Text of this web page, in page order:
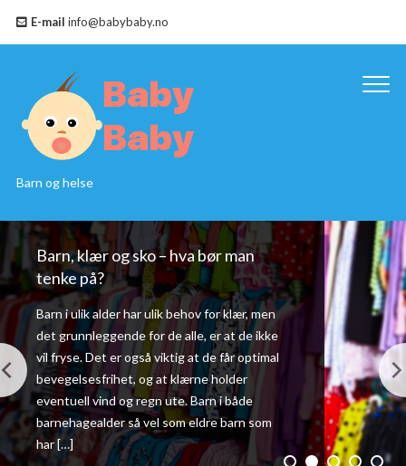
E-mail info@babybaby.no
Barn og helse
Barn, klær og sko – hva bør man
tenke på?
Barn i ulik alder har ulik behov for klær, men
det grunnleggende for de alle, er at de ikke
vil fryse. Det er også viktig at de får optimal
bevegelsesfrihet, og at klærne holder
eventuell vind og regn ute. Barn i både
barnehagealder så vel som eldre barn som
har […]